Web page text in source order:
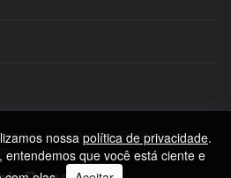
Reservados.Política de
Privacidade
nossa política de privacidade.
que você está ciente e